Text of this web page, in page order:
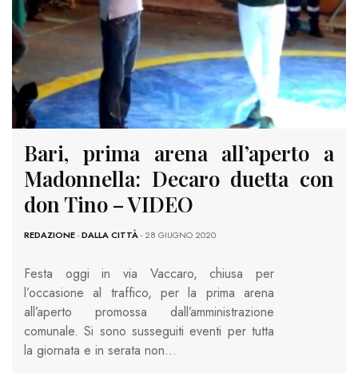
Bari, prima arena all’aperto a
Madonnella: Decaro duetta con
don Tino – VIDEO
REDAZIONE-DALLA CITTÀ- 28 GIUGNO 2020
Festa oggi in via Vaccaro, chiusa per
l’occasione al traffico, per la prima arena
all’aperto promossa dall’amministrazione
comunale. Si sono susseguiti eventi per tutta
la giornata e in serata non…